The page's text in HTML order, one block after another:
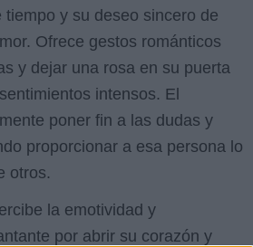
y su deseo sincero de
Ofrece gestos románticos
y dejar una rosa en su puerta
intensos. El
poner fin a las dudas y
proporcionar a esa persona lo
otros.
la emotividad y
por abrir su corazón y